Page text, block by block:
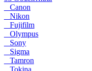
Canon
Nikon
Fujifilm
Olympus
Sony
Sigma
Tamron
Tokina